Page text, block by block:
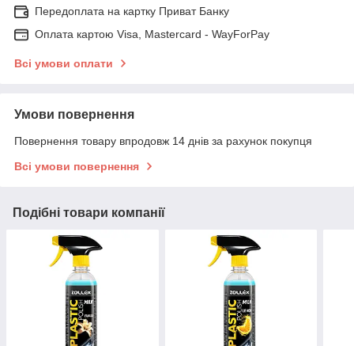
Передоплата на картку Приват Банку
Оплата картою Visa, Mastercard - WayForPay
Всі умови оплати
Умови повернення
Повернення товару впродовж 14 днів за рахунок покупця
Всі умови повернення
Подібні товари компанії